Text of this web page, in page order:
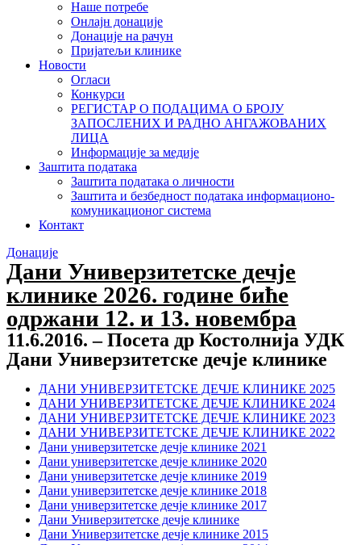
Наше потребе
Онлајн донације
Донације на рачун
Пријатељи клинике
Новости
Огласи
Конкурси
РЕГИСТАР О ПОДАЦИМА О БРОЈУ
ЗАПОСЛЕНИХ И РАДНО АНГАЖОВАНИХ
ЛИЦА
Информације за медије
Заштита података
Заштита података о личности
Заштита и безбедност података информационо-
комуникационог система
Контакт
Донације
Дани Универзитетске дечје
клинике 2026. године биће
одржани 12. и 13. новембра
11.6.2016. – Посета др Костолнија УДК
Дани Универзитетске дечје клинике
ДАНИ УНИВЕРЗИТЕТСКЕ ДЕЧЈЕ КЛИНИКЕ 2025
ДАНИ УНИВЕРЗИТЕТСКЕ ДЕЧЈЕ КЛИНИКЕ 2024
ДАНИ УНИВЕРЗИТЕТСКЕ ДЕЧЈЕ КЛИНИКЕ 2023
ДАНИ УНИВЕРЗИТЕТСКЕ ДЕЧЈЕ КЛИНИКЕ 2022
Дани универзитетске дечје клинике 2021
Дани универзитетске дечје клинике 2020
Дани универзитетске дечје клинике 2019
Дани универзитетске дечје клинике 2018
Дани универзитетске дечје клинике 2017
Дани Универзитетске дечје клинике
Дани Универзитетске дечје клинике 2015